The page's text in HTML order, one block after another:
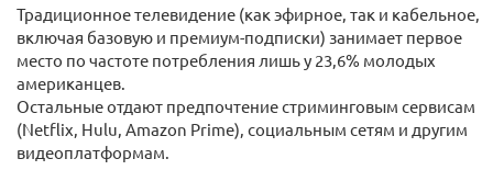
Традиционное телевидение (как эфирное, так и кабельное,
включая базовую и премиум-подписки) занимает первое
место по частоте потребления лишь у 23,6% молодых
американцев.
Остальные отдают предпочтение стриминговым сервисам
(Netflix, Hulu, Amazon Prime), социальным сетям и другим
видеоплатформам.